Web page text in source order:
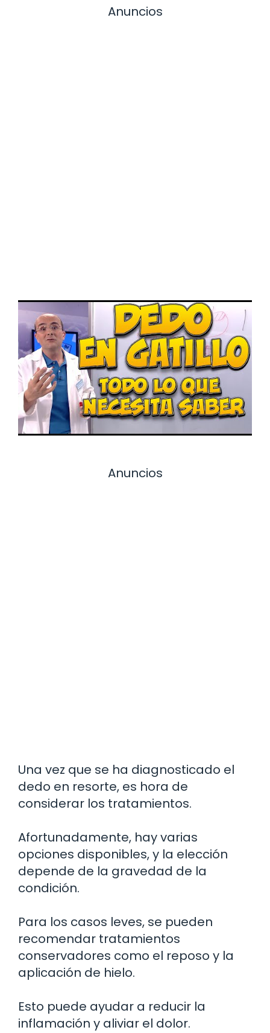
Anuncios
Anuncios
Una vez que se ha diagnosticado el
dedo en resorte, es hora de
considerar los tratamientos.
Afortunadamente, hay varias
opciones disponibles, y la elección
depende de la gravedad de la
condición.
Para los casos leves, se pueden
recomendar tratamientos
conservadores como el reposo y la
aplicación de hielo.
Esto puede ayudar a reducir la
inflamación y aliviar el dolor.